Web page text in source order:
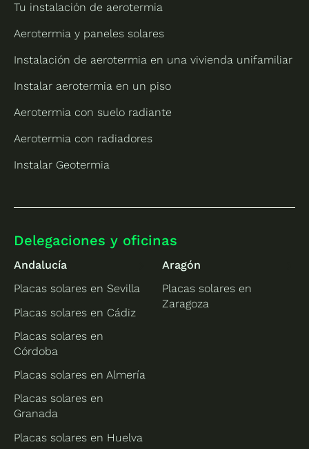
Tu instalación de aerotermia
Aerotermia y paneles solares
Instalación de aerotermia en una vivienda unifamiliar
Instalar aerotermia en un piso
Aerotermia con suelo radiante
Aerotermia con radiadores
Instalar Geotermia
Delegaciones y oficinas
Andalucía
Placas solares en Sevilla
Placas solares en Cádiz
Placas solares en
Córdoba
Placas solares en Almería
Placas solares en
Granada
Placas solares en Huelva
Aragón
Placas solares en
Zaragoza